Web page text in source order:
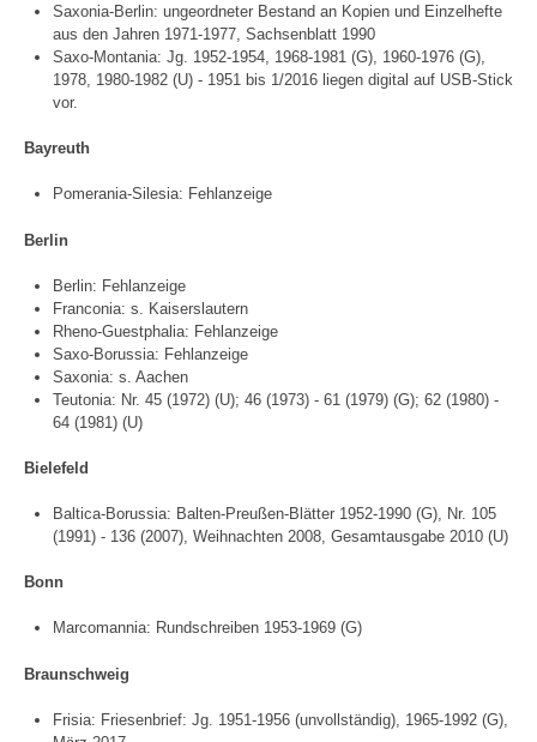
Saxonia-Berlin: ungeordneter Bestand an Kopien und Einzelhefte
aus den Jahren 1971-1977, Sachsenblatt 1990
Saxo-Montania: Jg. 1952-1954, 1968-1981 (G), 1960-1976 (G),
1978, 1980-1982 (U) - 1951 bis 1/2016 liegen digital auf USB-Stick
vor.
Bayreuth
Pomerania-Silesia: Fehlanzeige
Berlin
Berlin: Fehlanzeige
Franconia: s. Kaiserslautern
Rheno-Guestphalia: Fehlanzeige
Saxo-Borussia: Fehlanzeige
Saxonia: s. Aachen
Teutonia: Nr. 45 (1972) (U); 46 (1973) - 61 (1979) (G); 62 (1980) -
64 (1981) (U)
Bielefeld
Baltica-Borussia: Balten-Preußen-Blätter 1952-1990 (G), Nr. 105
(1991) - 136 (2007), Weihnachten 2008, Gesamtausgabe 2010 (U)
Bonn
Marcomannia: Rundschreiben 1953-1969 (G)
Braunschweig
Frisia: Friesenbrief: Jg. 1951-1956 (unvollständig), 1965-1992 (G),